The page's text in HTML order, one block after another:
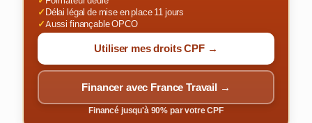
✓Délai légal de mise en place 11 jours
✓Aussi finançable OPCO
Utiliser mes droits CPF →
Financer avec France Travail →
Financé jusqu'à 90% par votre CPF